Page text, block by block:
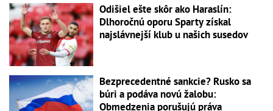
Odišiel ešte skôr ako Haraslín:
Dlhoročnú oporu Sparty získal
najslávnejší klub u našich susedov
Bezprecedentné sankcie? Rusko sa
búri a podáva novú žalobu:
Obmedzenia porušujú práva